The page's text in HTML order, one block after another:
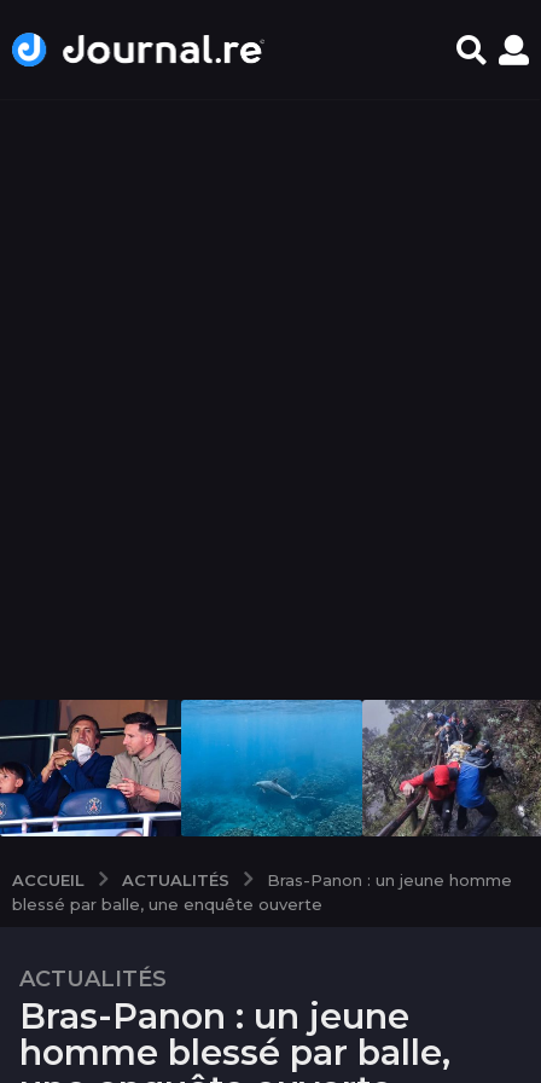
ACCUEIL ACTUALITÉS
Bras-Panon : un jeune homme
blessé par balle, une enquête ouverte
1
m
o
i
ACTUALITÉS
Bras-Panon : un jeune
homme blessé par balle,